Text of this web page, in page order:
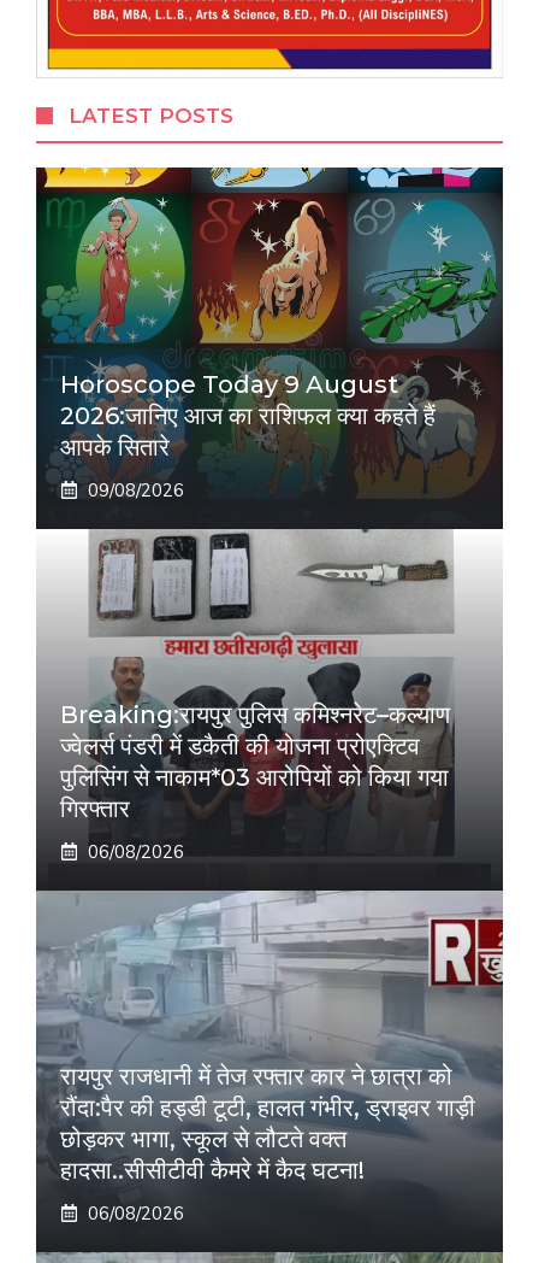
LATEST POSTS
Horoscope Today 9 August
2026:जानिए आज का राशिफल क्या कहते हैं
आपके सितारे
09/08/2026
Breaking:रायपुर पुलिस कमिश्नरेट–कल्याण
ज्वेलर्स पंडरी में डकैती की योजना प्रोएक्टिव
पुलिसिंग से नाकाम*03 आरोपियों को किया गया
गिरफ्तार
06/08/2026
रायपुर राजधानी में तेज रफ्तार कार ने छात्रा को
रौंदा:पैर की हड्डी टूटी, हालत गंभीर, ड्राइवर गाड़ी
छोड़कर भागा, स्कूल से लौटते वक्त
हादसा..सीसीटीवी कैमरे में कैद घटना!
06/08/2026